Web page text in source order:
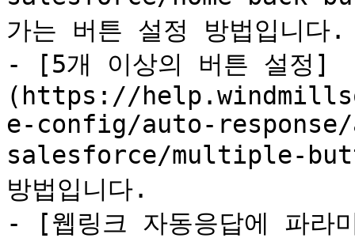
가는 버튼 설정 방법입니다.
- [5개 이상의 버튼 설정]
(https://
e-config/auto-
salesforce/multiple-
방법입니다.
- [웹링크 자동응답에 파라